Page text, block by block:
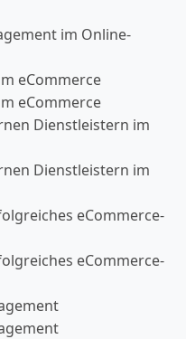
im Online-
eCommerce
eCommerce
Dienstleistern im
Dienstleistern im
eCommerce-
eCommerce-